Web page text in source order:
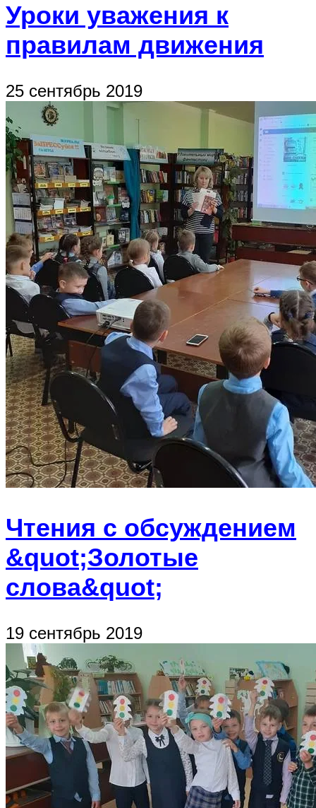
Уроки уважения к
правилам движения
25 сентябрь 2019
Чтения с обсуждением
&quot;Золотые
слова&quot;
19 сентябрь 2019